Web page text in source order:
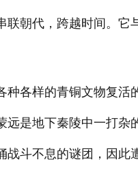
朝代，跨越时间。它
各样的青铜文物复活
是地下秦陵中一打杂
斗不息的谜团，因此